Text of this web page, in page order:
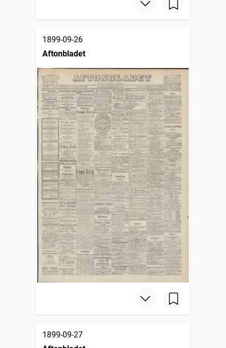
1899-09-26
Aftonbladet
1899-09-27